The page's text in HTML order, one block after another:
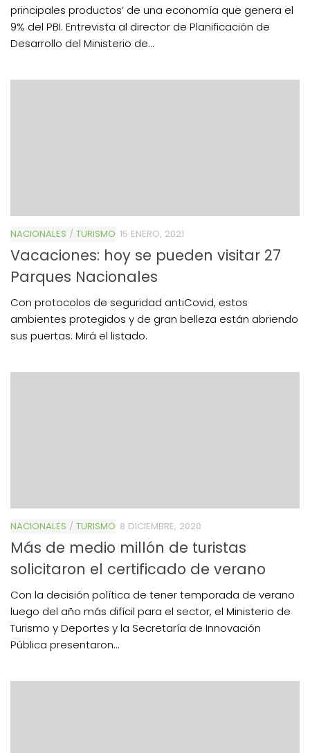
principales productos’ de una economía que genera el
9% del PBI. Entrevista al director de Planificación de
Desarrollo del Ministerio de...
NACIONALES / TURISMO 15 ENERO, 2021
Vacaciones: hoy se pueden visitar 27
Parques Nacionales
Con protocolos de seguridad antiCovid, estos
ambientes protegidos y de gran belleza están abriendo
sus puertas. Mirá el listado.
NACIONALES / TURISMO 8 DICIEMBRE, 2020
Más de medio millón de turistas
solicitaron el certificado de verano
Con la decisión política de tener temporada de verano
luego del año más difícil para el sector, el Ministerio de
Turismo y Deportes y la Secretaría de Innovación
Pública presentaron...